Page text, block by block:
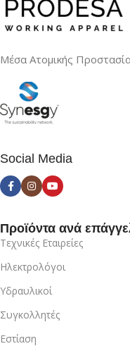
Μέσα Ατομικής
Social Media
Προϊόντα ανά
Τεχνικές Εταιρείες
Ηλεκτρολόγοι
Υδραυλικοί
Συγκολλητές
Εστίαση